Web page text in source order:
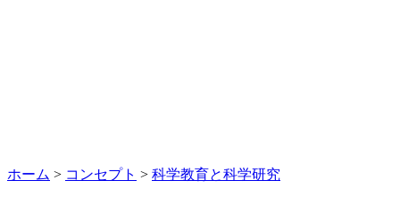
ホーム > コンセプト > 科学教育と科学研究